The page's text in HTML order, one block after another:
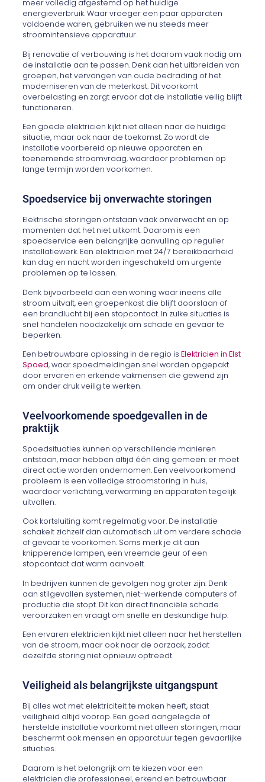
meer volledig afgestemd op het huidige
energieverbruik. Waar vroeger een paar apparaten
voldoende waren, gebruiken we nu steeds meer
stroomintensieve apparatuur.
Bij renovatie of verbouwing is het daarom vaak nodig om
de installatie aan te passen. Denk aan het uitbreiden van
groepen, het vervangen van oude bedrading of het
moderniseren van de meterkast. Dit voorkomt
overbelasting en zorgt ervoor dat de installatie veilig blijft
functioneren.
Een goede elektricien kijkt niet alleen naar de huidige
situatie, maar ook naar de toekomst. Zo wordt de
installatie voorbereid op nieuwe apparaten en
toenemende stroomvraag, waardoor problemen op
lange termijn worden voorkomen.
Spoedservice bij onverwachte storingen
Elektrische storingen ontstaan vaak onverwacht en op
momenten dat het niet uitkomt. Daarom is een
spoedservice een belangrijke aanvulling op regulier
installatiewerk. Een elektricien met 24/7 bereikbaarheid
kan dag en nacht worden ingeschakeld om urgente
problemen op te lossen.
Denk bijvoorbeeld aan een woning waar ineens alle
stroom uitvalt, een groepenkast die blijft doorslaan of
een brandlucht bij een stopcontact. In zulke situaties is
snel handelen noodzakelijk om schade en gevaar te
beperken.
Een betrouwbare oplossing in de regio isElektricien in Elst
Spoed, waar spoedmeldingen snel worden opgepakt
door ervaren en erkende vakmensen die gewend zijn
om onder druk veilig te werken.
Veelvoorkomende spoedgevallen in de
praktijk
Spoedsituaties kunnen op verschillende manieren
ontstaan, maar hebben altijd één ding gemeen: er moet
direct actie worden ondernomen. Een veelvoorkomend
probleem is een volledige stroomstoring in huis,
waardoor verlichting, verwarming en apparaten tegelijk
uitvallen.
Ook kortsluiting komt regelmatig voor. De installatie
schakelt zichzelf dan automatisch uit om verdere schade
of gevaar te voorkomen. Soms merk je dit aan
knipperende lampen, een vreemde geur of een
stopcontact dat warm aanvoelt.
In bedrijven kunnen de gevolgen nog groter zijn. Denk
aan stilgevallen systemen, niet-werkende computers of
productie die stopt. Dit kan direct financiële schade
veroorzaken en vraagt om snelle en deskundige hulp.
Een ervaren elektricien kijkt niet alleen naar het herstellen
van de stroom, maar ook naar de oorzaak, zodat
dezelfde storing niet opnieuw optreedt.
Veiligheid als belangrijkste uitgangspunt
Bij alles wat met elektriciteit te maken heeft, staat
veiligheid altijd voorop. Een goed aangelegde of
herstelde installatie voorkomt niet alleen storingen, maar
beschermt ook mensen en apparatuur tegen gevaarlijke
situaties.
Daarom is het belangrijk om te kiezen voor een
elektricien die professioneel, erkend en betrouwbaar